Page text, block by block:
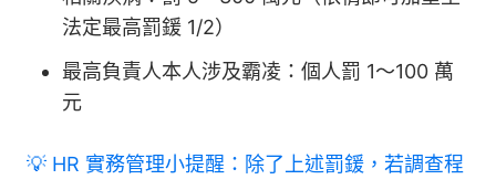
法定最高罰鍰 1/2）
最高負責人本人涉及霸凌：個人罰 1～100 萬
元
💡 HR 實務管理小提醒：除了上述罰鍰，若調查程